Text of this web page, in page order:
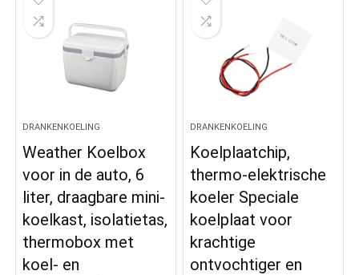
DRANKENKOELING
Weather Koelbox
voor in de auto, 6
liter, draagbare mini-
koelkast, isolatietas,
thermobox met
koel- en
DRANKENKOELING
Koelplaatchip,
thermo-elektrische
koeler Speciale
koelplaat voor
krachtige
ontvochtiger en